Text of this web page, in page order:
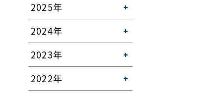
2025年
2024年
2023年
2022年